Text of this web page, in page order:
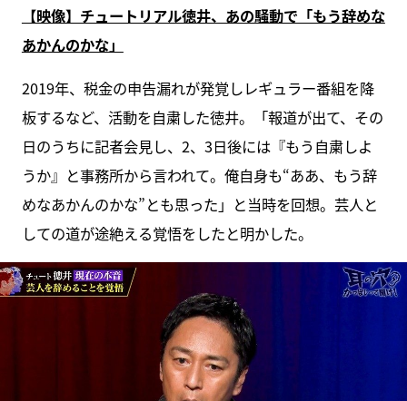
【映像】チュートリアル徳井、あの騒動で「もう辞めな
あかんのかな」
2019年、税金の申告漏れが発覚しレギュラー番組を降
板するなど、活動を自粛した徳井。「報道が出て、その
日のうちに記者会見し、2、3日後には『もう自粛しよ
うか』と事務所から言われて。俺自身も“ああ、もう辞
めなあかんのかな”とも思った」と当時を回想。芸人と
しての道が途絶える覚悟をしたと明かした。